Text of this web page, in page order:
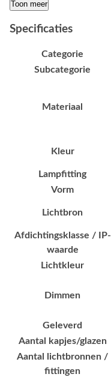
Toon meer
Specificaties
Categorie
Subcategorie
Materiaal
Kleur
Lampfitting
Vorm
Lichtbron
Afdichtingsklasse / IP-
waarde
Lichtkleur
Dimmen
Geleverd
Aantal kapjes/glazen
Aantal lichtbronnen /
fittingen